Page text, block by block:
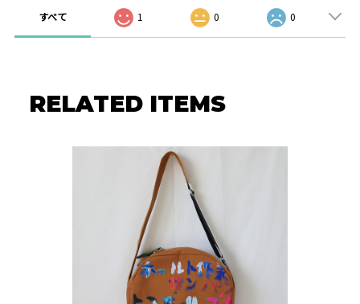
すべて 1 0 0
RELATED ITEMS